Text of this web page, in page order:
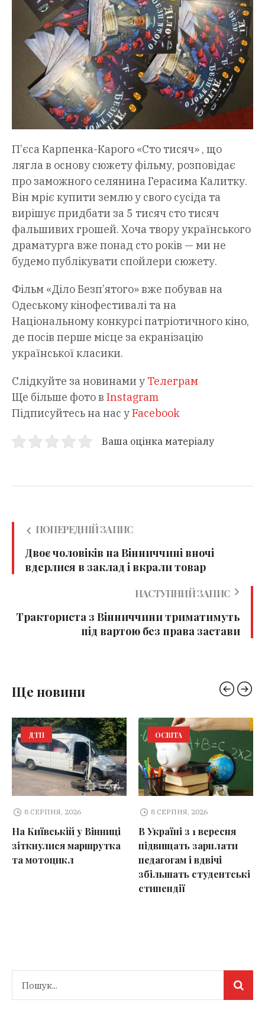
П’єса Карпенка-Карого «Сто тисяч» , що
лягла в основу сюжету фільму, розповідає
про заможного селянина Герасима Калитку.
Він мріє купити землю у свого сусіда та
вирішує придбати за 5 тисяч сто тисяч
фальшивих грошей. Хоча твору українського
драматурга вже понад сто років — ми не
будемо публікувати спойлери сюжету.
Фільм «Діло Безп’ятого» вже побував на
Одеському кінофестивалі та на
Національному конкурсі патріотичного кіно,
де посів перше місце за екранізацію
української класики.
Слідкуйте за новинами у Телеграм
Ще більше фото в Instagram
Підписуйтесь на нас уFacebook
Ваша оцінка матеріалу
ПОПЕРЕДНІЙ ЗАПИС
Двоє чоловіків на Вінниччині вночі
вдерлися в заклад і вкрали товар
НАСТУПНИЙ ЗАПИС
Тракториста з Вінниччини триматимуть
під вартою без права застави
Ще новини
ДТП
8 СЕРПНЯ, 2026
На Київській у Вінниці
зіткнулися маршрутка
та мотоцикл
ОСВІТА
8 СЕРПНЯ, 2026
В Україні з 1 вересня
підвищать зарплати
педагогам і вдвічі
збільшать студентські
стипендії